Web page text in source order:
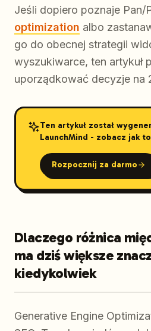
Jeśli dopiero poznaje Pan/
optimization albo
go do obecnej strategii
wyszukiwarce, ten artykuł
uporządkować decyzje na
Ten artykuł został
LaunchMind - zobacz jak
Rozpocznij za darmo
Dlaczego różnica
ma dziś większe
kiedykolwiek
Generative Engine